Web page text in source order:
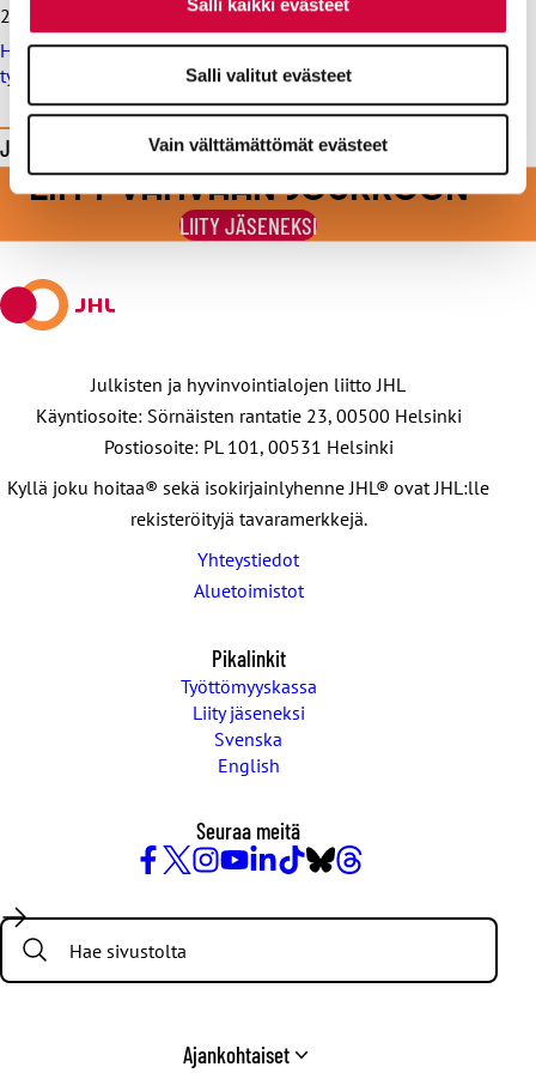
Salli kaikki evästeet
Salli valitut evästeet
Vain välttämättömät evästeet
26.6.2026
Helsingin kaupungille sakko työtuomioistuimesta, syynä
työehtosopimuksen rikkominen
Jaa tämä sivu
Jaa
Facebookissa
Jaa
viestipalvelu
X:ssä
Jaa
sähköpostilla
Jaa
WhatsAppilla
Jaa
Telegramilla
LIITY VAHVAAN JOUKKOON
LIITY JÄSENEKSI
Julkisten ja hyvinvointialojen liitto JHL
Käyntiosoite: Sörnäisten rantatie 23, 00500 Helsinki
Postiosoite: PL 101, 00531 Helsinki
Kyllä joku hoitaa® sekä isokirjainlyhenne JHL® ovat JHL:lle
rekisteröityjä tavaramerkkejä.
Yhteystiedot
Aluetoimistot
Pikalinkit
Työttömyyskassa
Liity jäseneksi
Svenska
English
Seuraa meitä
/
Twitter
Search:
Ajankohtaiset